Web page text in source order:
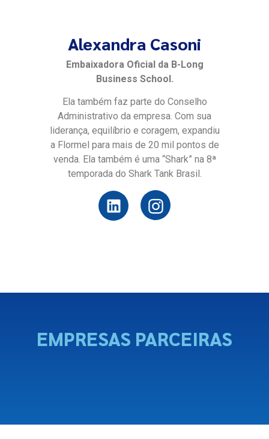
Alexandra Casoni
Embaixadora Oficial da B-Long
Business School.
Ela também faz parte do Conselho
Administrativo da empresa. Com sua
liderança, equilíbrio e coragem, expandiu
a Flormel para mais de 20 mil pontos de
venda. Ela também é uma “Shark” na 8ª
temporada do Shark Tank Brasil.
EMPRESAS PARCEIRAS